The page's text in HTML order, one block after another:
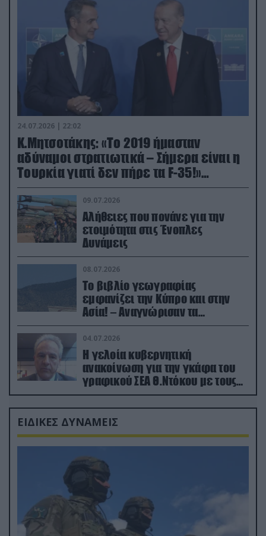
24.07.2026 | 22:02
Κ.Μητσοτάκης: «Το 2019 ήμασταν
αδύναμοι στρατιωτικά – Σήμερα είναι η
Τουρκία γιατί δεν πήρε τα F-35!»
(βίντεο)
09.07.2026
Αλήθειες που πονάνε για την
ετοιμότητα στις Ένοπλες
Δυνάμεις
08.07.2026
Το βιβλίο γεωγραφίας
εμφανίζει την Κύπρο και στην
Ασία! – Αναγνώρισαν τα
κατεχόμενα; (φωτο)
04.07.2026
Η γελοία κυβερνητική
ανακοίνωση για την γκάφα του
γραφικού ΣΕΑ Θ.Ντόκου με τους
Ρώσους φαρσέρ
ΕΙΔΙΚΕΣ ΔΥΝΑΜΕΙΣ